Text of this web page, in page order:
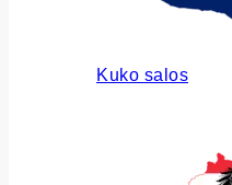
Kuko salos